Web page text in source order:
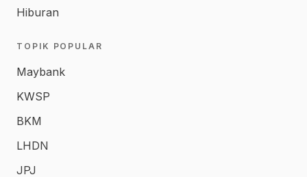
Hiburan
TOPIK POPULAR
Maybank
KWSP
BKM
LHDN
JPJ